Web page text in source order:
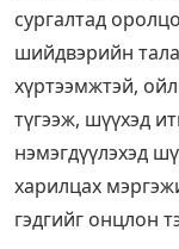
сургалтад
шийдвэрийн
хүртээмжтэй,
түгээж, шүүхэд
нэмэгдүүлэхэд
харилцах
гэдгийг онцлон